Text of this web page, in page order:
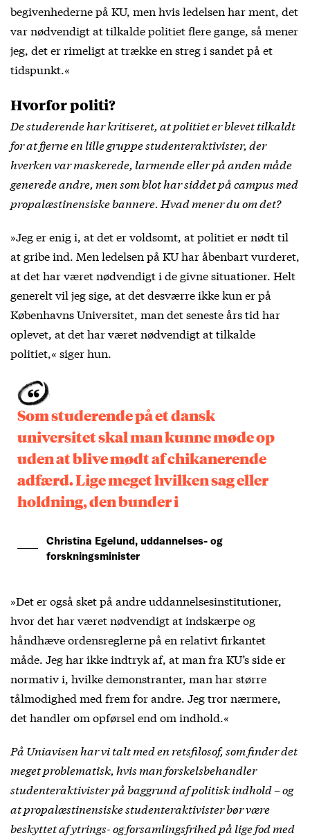
begivenhederne på KU, men hvis ledelsen har ment, det
var nødvendigt at tilkalde politiet flere gange, så mener
jeg, det er rimeligt at trække en streg i sandet på et
tidspunkt.«
Hvorfor politi?
De studerende har kritiseret, at politiet er blevet tilkaldt
for at fjerne en lille gruppe studenteraktivister, der
hverken var maskerede, larmende eller på anden måde
generede andre, men som blot har siddet på campus med
propalæstinensiske bannere. Hvad mener du om det?
»Jeg er enig i, at det er voldsomt, at politiet er nødt til
at gribe ind. Men ledelsen på KU har åbenbart vurderet,
at det har været nødvendigt i de givne situationer. Helt
generelt vil jeg sige, at det desværre ikke kun er på
Københavns Universitet, man det seneste års tid har
oplevet, at det har været nødvendigt at tilkalde
politiet,« siger hun.
Som studerende på et dansk
universitet skal man kunne møde op
uden at blive mødt af chikanerende
adfærd. Lige meget hvilken sag eller
holdning, den bunder i
Christina Egelund, uddannelses- og
forskningsminister
»Det er også sket på andre uddannelsesinstitutioner,
hvor det har været nødvendigt at indskærpe og
håndhæve ordensreglerne på en relativt firkantet
måde. Jeg har ikke indtryk af, at man fra KU’s side er
normativ i, hvilke demonstranter, man har større
tålmodighed med frem for andre. Jeg tror nærmere,
det handler om opførsel end om indhold.«
På Uniavisen har vi talt med en retsfilosof, som finder det
meget problematisk, hvis man forskelsbehandler
studenteraktivister på baggrund af politisk indhold – og
at propalæstinensiske studenteraktivister bør være
beskyttet af ytrings- og forsamlingsfrihed på lige fod med